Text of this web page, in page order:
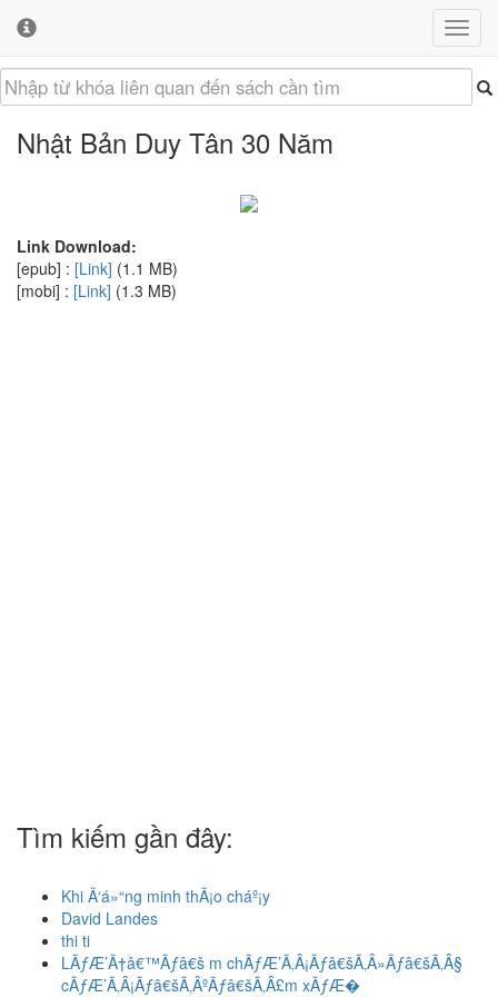
Nhật Bản Duy Tân 30 Năm
Link Download:
[epub] : [Link] (1.1 MB)
[mobi] : [Link] (1.3 MB)
Tìm kiếm gần đây:
Khi Ä‘á»“ng minh thÃ¡o cháº¡y
David Landes
thi ti
LÃƒÆ’Ã†â€™Ãƒâ€š m chÃƒÆ’Ã‚Â¡Ãƒâ€šÃ‚Â»Ãƒâ€šÃ‚Â§
cÃƒÆ’Ã‚Â¡Ãƒâ€šÃ‚ÂºÃƒâ€šÃ‚Â£m xÃƒÆ�